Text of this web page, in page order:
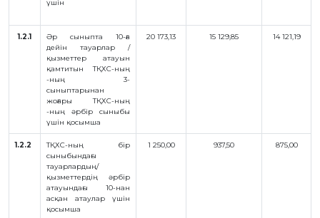
ҚҰҚЫҚТАР
ДИРЕКТОРДЫҢ
БЛОГЫ
ИНТЕРАКТИВТІ
КАРТА
ГЕОГРАФИЯЛЫҚ
НҰСҚАМАЛАР
ЖӘНЕ
ЖЕРЛЕР
АТАУЛАРЫНЫҢ
ИНТЕРАКТИВТІ
КАРТАСЫ
ГЕОГРАФИЯЛЫҚ
НҰСҚАМАЛАР
ТАУАРЛАР
үшін
1.2.1
Әр сыныпта 10-ға
дейін тауарлар /
қызметтер атауын
қамтитын ТҚХС-ның
-ның 3-
сыныптарынан
жоғары ТҚХС-ның
-ның әрбір сыныбы
үшін қосымша
20 173,13 15 129,85 14 121,19
1.2.2
ТҚХС-ның бір
сыныбындағы
тауарлардың/
қызметтердің әрбір
атауындағы 10-нан
асқан атаулар үшін
қосымша
1 250,00 937,50 875,00